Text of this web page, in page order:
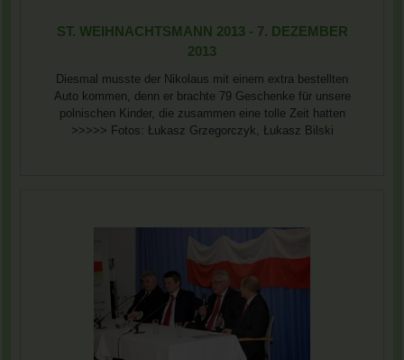
ST. WEIHNACHTSMANN 2013 - 7. DEZEMBER
2013
Diesmal musste der Nikolaus mit einem extra bestellten
Auto kommen, denn er brachte 79 Geschenke für unsere
polnischen Kinder, die zusammen eine tolle Zeit hatten
>>>>> Fotos: Łukasz Grzegorczyk, Łukasz Bilski